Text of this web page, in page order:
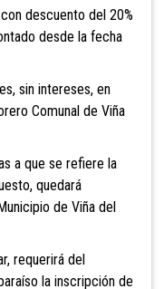
descuento del 20%
desde la fecha
sin intereses, en
Comunal de Viña
a que se refiere la
quedará
de Viña del
requerirá del
la inscripción de